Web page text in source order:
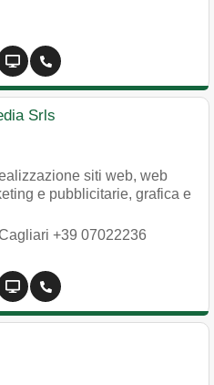
Srls
siti web, web
e pubblicitarie, grafica e
+39 07022236